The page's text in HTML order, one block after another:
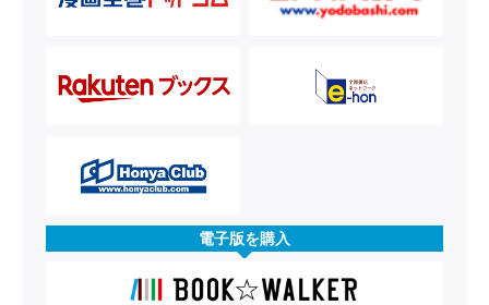
電子版を購入